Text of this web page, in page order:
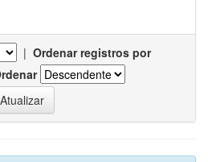
| Ordenar registros por